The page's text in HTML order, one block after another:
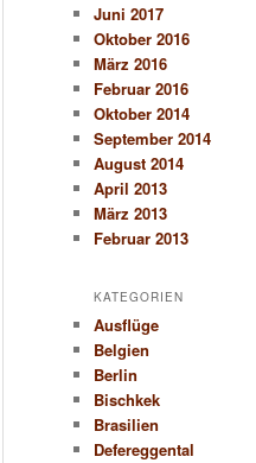
Juni 2017
Oktober 2016
März 2016
Februar 2016
Oktober 2014
September 2014
August 2014
April 2013
März 2013
Februar 2013
KATEGORIEN
Ausflüge
Belgien
Berlin
Bischkek
Brasilien
Defereggental